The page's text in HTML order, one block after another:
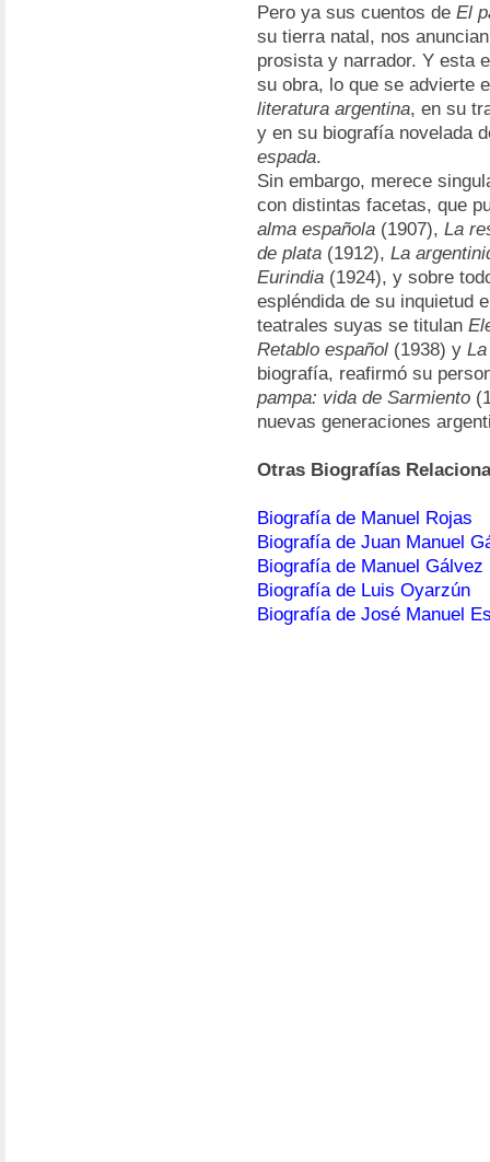
Pero ya sus cuentos de El
su tierra natal, nos
prosista y narrador. Y esta
su obra, lo que se advierte
literatura argentina, en su
y en su biografía novelada
espada.
Sin embargo, merece
con distintas facetas, que
alma española (1907), La
de plata (1912), La
Eurindia (1924), y sobre
espléndida de su inquietud
teatrales suyas se titulan
Retablo español (1938) y
biografía, reafirmó su
pampa: vida de Sarmiento
nuevas generaciones
Otras Biografías
Biografía de Manuel Rojas
Biografía de Juan Manuel
Biografía de Manuel Gálvez
Biografía de Luis Oyarzún
Biografía de José Manuel